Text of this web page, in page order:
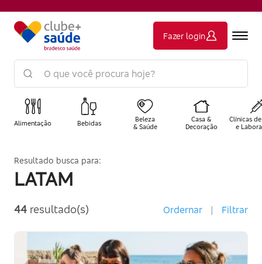
Fazer login
Alimentação Bebidas
Beleza
& Saúde
Casa &
Decoração
Clínicas
e
Resultado busca para:
LATAM
44 resultado(s) Ordernar | Filtrar